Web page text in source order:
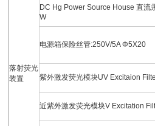
落射荧光
装置
DC Hg Power Source House 直流
W
电源箱保险丝管:250V/5A Φ5X20
紫外激发荧光模块UV Excitaion
近紫外激发荧光模块V Excitation